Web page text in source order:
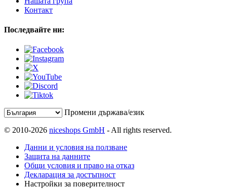
Контакт
Последвайте ни:
Промени държава/език
© 2010-2026 niceshops GmbH - All rights reserved.
Данни и условия на ползване
Защита на данните
Общи условия и право на отказ
Декларация за достъпност
Настройки за поверителност